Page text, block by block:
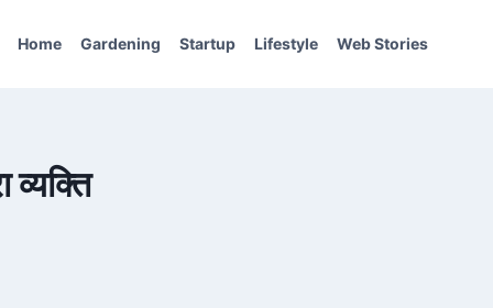
Home Gardening Startup Lifestyle Web Stories